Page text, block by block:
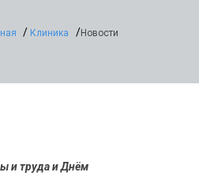
Клиника Новости
и труда и Днём